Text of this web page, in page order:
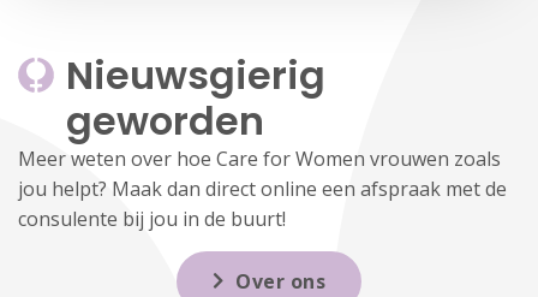
Nieuwsgierig
geworden
Meer weten over hoe Care for Women vrouwen zoals
jou helpt? Maak dan direct online een afspraak met de
consulente bij jou in de buurt!
Over ons